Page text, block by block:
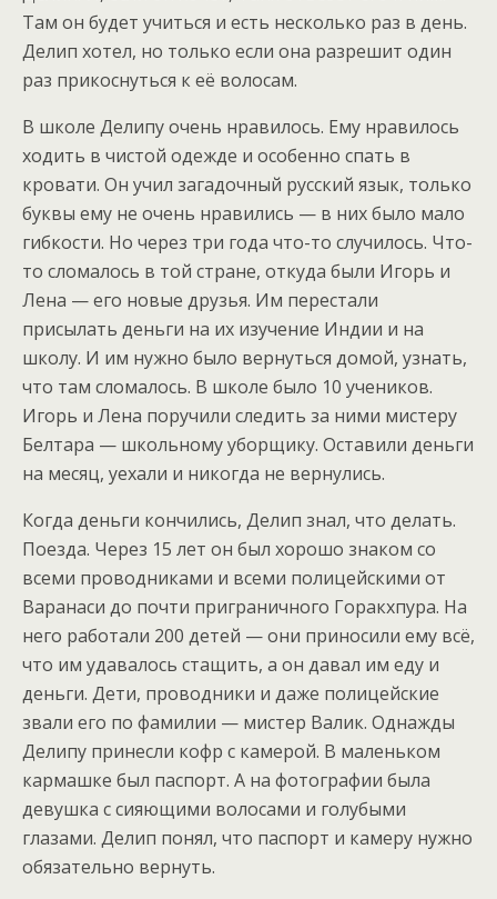
Там он будет учиться и есть несколько раз в день.
Делип хотел, но только если она разрешит один
раз прикоснуться к её волосам.
В школе Делипу очень нравилось. Ему нравилось
ходить в чистой одежде и особенно спать в
кровати. Он учил загадочный русский язык, только
буквы ему не очень нравились — в них было мало
гибкости. Но через три года что-то случилось. Что-
то сломалось в той стране, откуда были Игорь и
Лена — его новые друзья. Им перестали
присылать деньги на их изучение Индии и на
школу. И им нужно было вернуться домой, узнать,
что там сломалось. В школе было 10 учеников.
Игорь и Лена поручили следить за ними мистеру
Белтара — школьному уборщику. Оставили деньги
на месяц, уехали и никогда не вернулись.
Когда деньги кончились, Делип знал, что делать.
Поезда. Через 15 лет он был хорошо знаком со
всеми проводниками и всеми полицейскими от
Варанаси до почти приграничного Горакхпура. На
него работали 200 детей — они приносили ему всё,
что им удавалось стащить, а он давал им еду и
деньги. Дети, проводники и даже полицейские
звали его по фамилии — мистер Валик. Однажды
Делипу принесли кофр с камерой. В маленьком
кармашке был паспорт. А на фотографии была
девушка с сияющими волосами и голубыми
глазами. Делип понял, что паспорт и камеру нужно
обязательно вернуть.